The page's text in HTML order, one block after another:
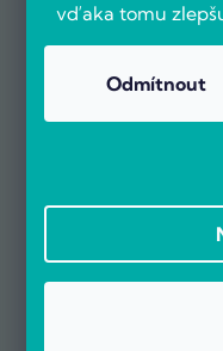
vďaka tomu
Odmítnout